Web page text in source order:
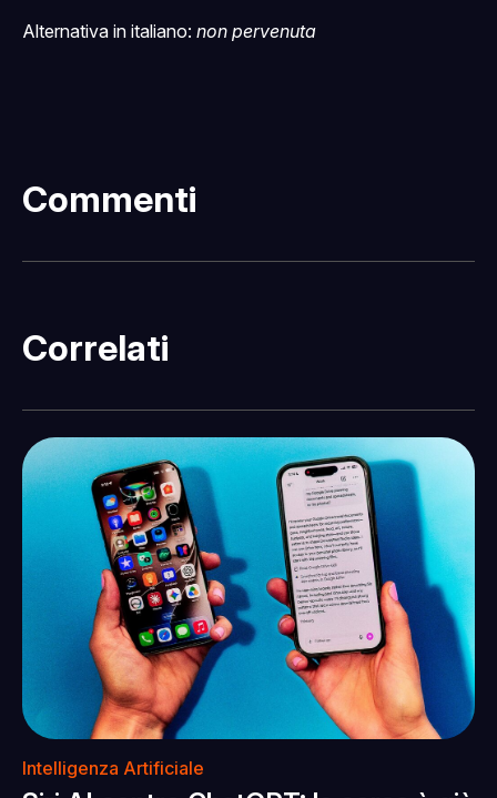
Alternativa in italiano: non pervenuta
Commenti
Correlati
Intelligenza Artificiale